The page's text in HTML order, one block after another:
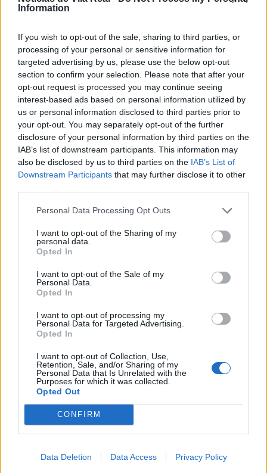
Information
If you wish to opt-out of the sale, sharing to third parties, or
processing of your personal or sensitive information for
targeted advertising by us, please use the below opt-out
section to confirm your selection. Please note that after your
opt-out request is processed you may continue seeing
interest-based ads based on personal information utilized by
us or personal information disclosed to third parties prior to
your opt-out. You may separately opt-out of the further
disclosure of your personal information by third parties on the
IAB’s list of downstream participants. This information may
also be disclosed by us to third parties on the IAB’s List of
Downstream Participants that may further disclose it to other
Personal Data Processing Opt Outs
I want to opt-out of the Sharing of my
personal data.
Opted In
I want to opt-out of the Sale of my
Personal Data.
Opted In
I want to opt-out of processing my
Personal Data for Targeted Advertising.
Opted In
I want to opt-out of Collection, Use,
Retention, Sale, and/or Sharing of my
Personal Data that Is Unrelated with the
Purposes for which it was collected.
Opted Out
CONFIRM
Data Deletion Data Access Privacy Policy
posse ilegal de armas e munições, no concelho de
Na sequência de uma investigação por posse ilegal
de armas, cuja investigação decorria há cerca de um
mês, foram realizadas cinco buscas, uma domiciliária,
três em viatura e uma em armazém, culminando na
apreensão de quatro armas de caça e 38 munições
de diversos calibres.
O detido foi constituído arguido e os factos foram
comunicados ao Tribunal Judicial de Alijó.
A ação contou com o reforço de militares do Posto
Natureza e do Ambiente (SEPNA) de Peso da Régua.
Artigo anterior
GNR deteve homem por tráfico
de estupefacientes em Chaves
Próximo artigo
dias 1 a 3 de agosto
Siga-nos no Instagram@noticiasdevilareal